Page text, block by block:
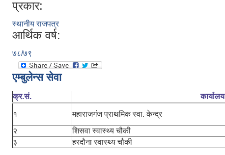
प्रकार:
स्थानीय राजपत्र
आर्थिक वर्ष:
७८/७९
एम्बुलेन्स सेवा
क्र.सं. कार्यालय
१ महाराजगंज प्राथमिक स्वा. केन्द्र
२
शिसवा स्वास्थ्य चौकी
३
हरदौना स्वास्थ्य चौकी